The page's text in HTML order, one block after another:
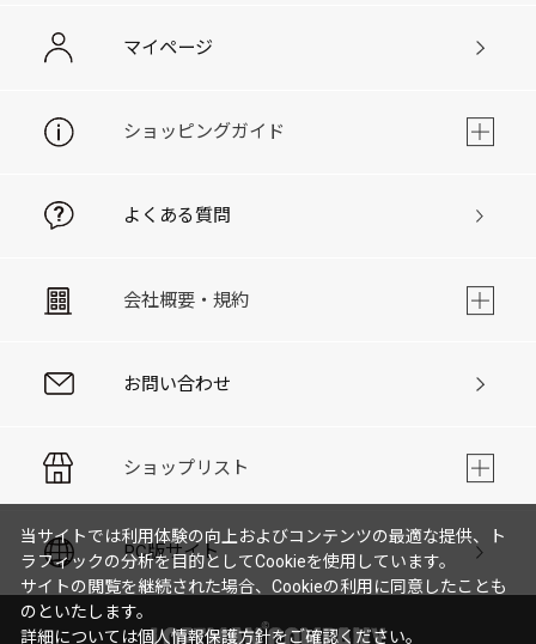
マイページ
ショッピングガイド
よくある質問
会社概要・規約
お問い合わせ
ショップリスト
PC版サイト
当サイトでは利用体験の向上およびコンテンツの最適な提供、ト
ラフィックの分析を目的としてCookieを使用しています。
サイトの閲覧を継続された場合、Cookieの利用に同意したことも
のといたします。
詳細については個人情報保護方針をご確認ください。